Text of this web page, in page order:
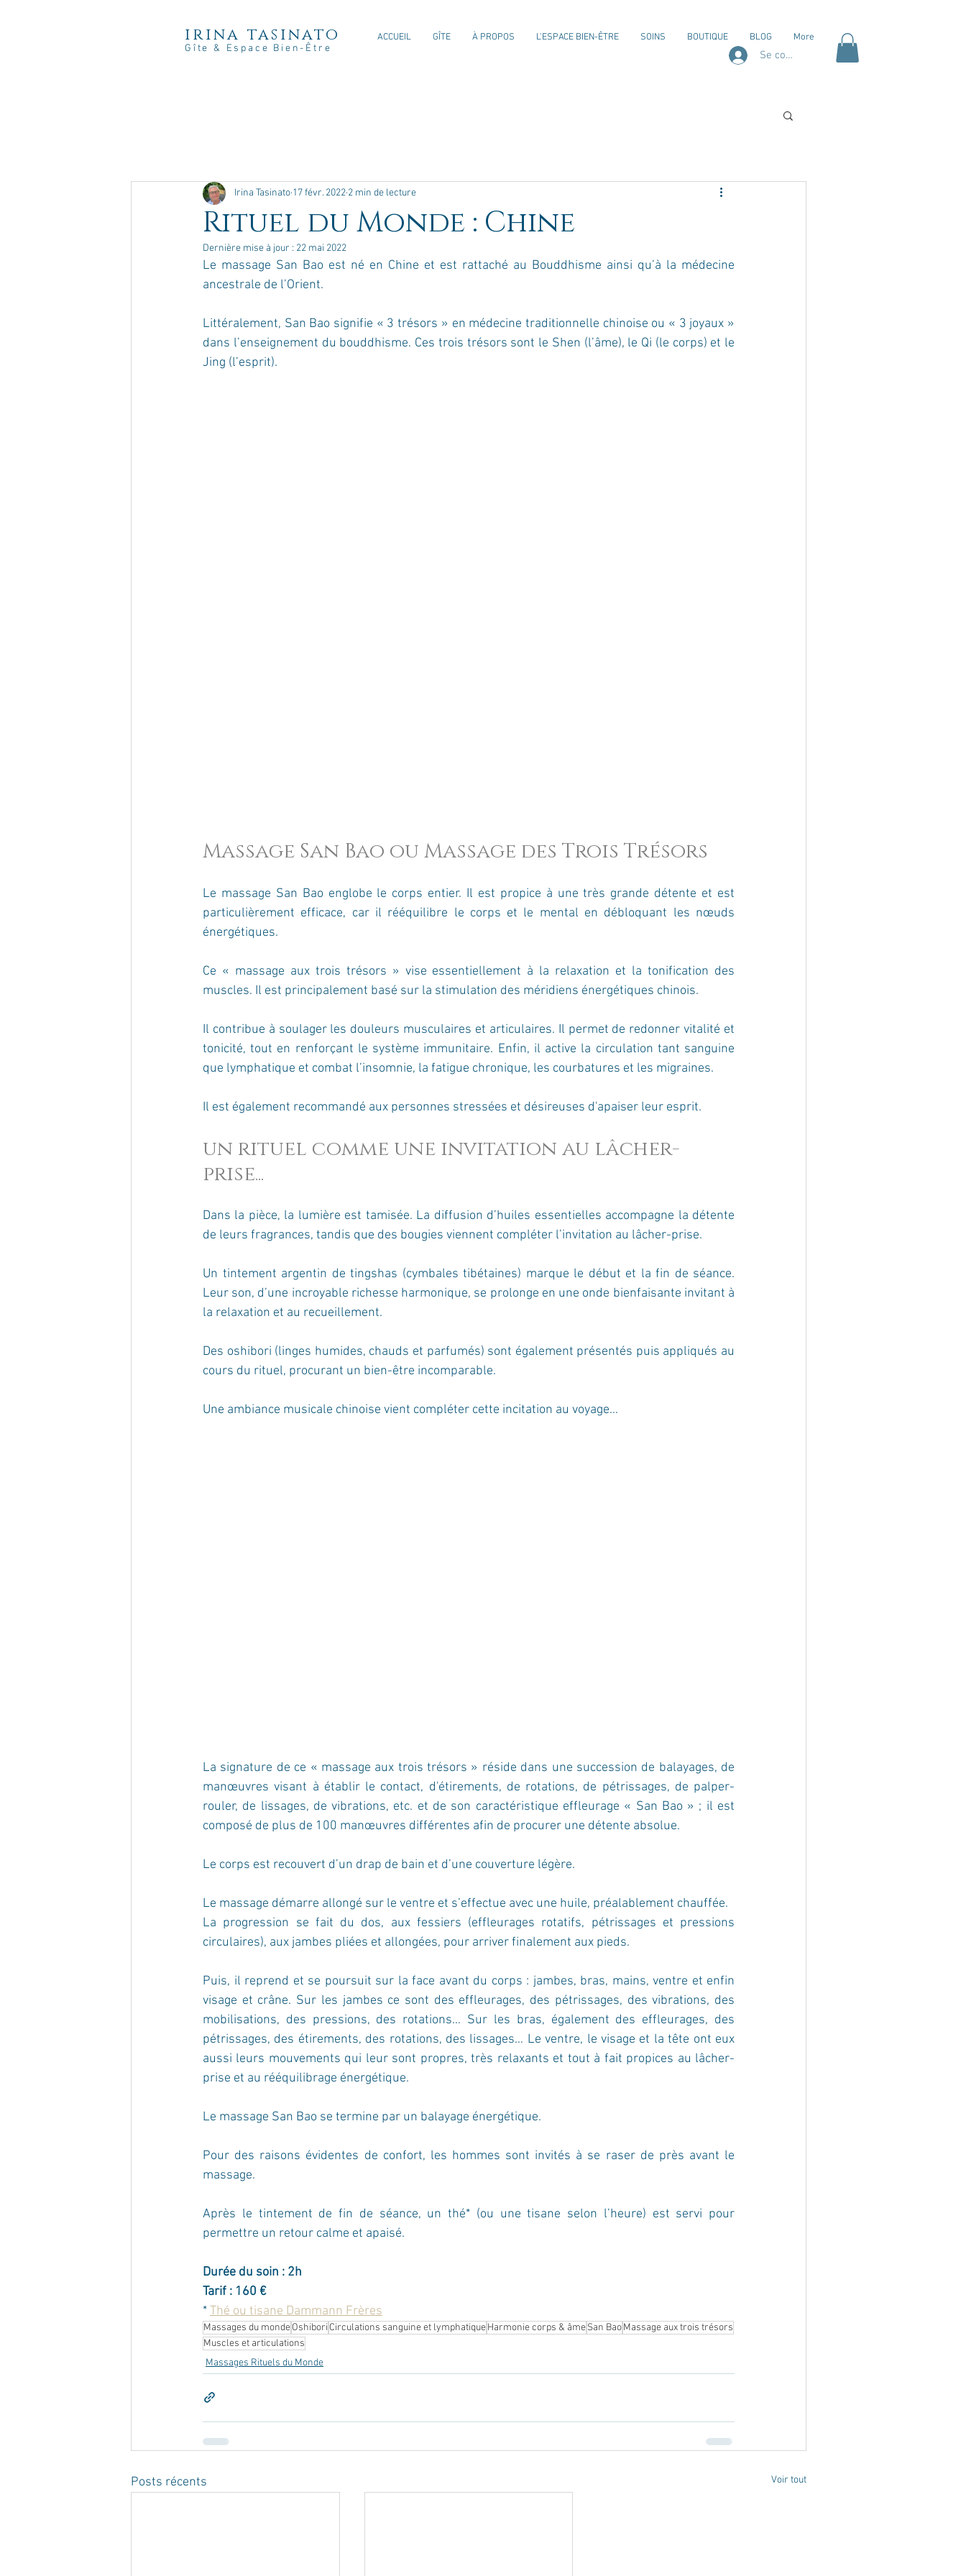
irina tasinato
Gîte & Espace Bien-Être
ACCUEIL GÎTE À PROPOS L'ESPACE BIEN-ÊTRE SOINS BOUTIQUE BLOG More
Se connecter
Rituel du Monde : Chine
Irina Tasinato 17 févr. 2022 2 min de lecture
Dernière mise à jour : 22 mai 2022
Le massage San Bao est né en Chine et est rattaché au Bouddhisme ainsi qu’à la médecine
ancestrale de l’Orient.
Littéralement, San Bao signifie « 3 trésors » en médecine traditionnelle chinoise ou « 3 joyaux »
dans l’enseignement du bouddhisme. Ces trois trésors sont le Shen (l’âme), le Qi (le corps) et le
Jing (l’esprit).
Massage San Bao ou Massage des Trois Trésors
Le massage San Bao englobe le corps entier. Il est propice à une très grande détente et est
particulièrement efficace, car il rééquilibre le corps et le mental en débloquant les nœuds
énergétiques.
Ce « massage aux trois trésors » vise essentiellement à la relaxation et la tonification des
muscles. Il est principalement basé sur la stimulation des méridiens énergétiques chinois.
Il contribue à soulager les douleurs musculaires et articulaires. Il permet de redonner vitalité et
tonicité, tout en renforçant le système immunitaire. Enfin, il active la circulation tant sanguine
que lymphatique et combat l’insomnie, la fatigue chronique, les courbatures et les migraines.
Il est également recommandé aux personnes stressées et désireuses d'apaiser leur esprit.
un rituel comme une invitation au lâcher-
prise...
Dans la pièce, la lumière est tamisée. La diffusion d’huiles essentielles accompagne la détente
de leurs fragrances, tandis que des bougies viennent compléter l’invitation au lâcher-prise.
Un tintement argentin de tingshas (cymbales tibétaines) marque le début et la fin de séance.
Leur son, d’une incroyable richesse harmonique, se prolonge en une onde bienfaisante invitant à
la relaxation et au recueillement.
Des oshibori (linges humides, chauds et parfumés) sont également présentés puis appliqués au
cours du rituel, procurant un bien-être incomparable.
Une ambiance musicale chinoise vient compléter cette incitation au voyage...
La signature de ce « massage aux trois trésors » réside dans une succession de balayages, de
manœuvres visant à établir le contact, d'étirements, de rotations, de pétrissages, de palper-
rouler, de lissages, de vibrations, etc. et de son caractéristique effleurage « San Bao » ; il est
composé de plus de 100 manœuvres différentes afin de procurer une détente absolue.
Le corps est recouvert d’un drap de bain et d’une couverture légère.
Le massage démarre allongé sur le ventre et s’effectue avec une huile, préalablement chauffée.
La progression se fait du dos, aux fessiers (effleurages rotatifs, pétrissages et pressions
circulaires), aux jambes pliées et allongées, pour arriver finalement aux pieds.
Puis, il reprend et se poursuit sur la face avant du corps : jambes, bras, mains, ventre et enfin
visage et crâne. Sur les jambes ce sont des effleurages, des pétrissages, des vibrations, des
mobilisations, des pressions, des rotations… Sur les bras, également des effleurages, des
pétrissages, des étirements, des rotations, des lissages… Le ventre, le visage et la tête ont eux
aussi leurs mouvements qui leur sont propres, très relaxants et tout à fait propices au lâcher-
prise et au rééquilibrage énergétique.
Le massage San Bao se termine par un balayage énergétique.
Pour des raisons évidentes de confort, les hommes sont invités à se raser de près avant le
massage.
Après le tintement de fin de séance, un thé* (ou une tisane selon l’heure) est servi pour
permettre un retour calme et apaisé.
Durée du soin : 2h
Tarif : 160 €
* Thé ou tisane Dammann Frères
Massages du mondeOshibori Circulations sanguine et lymphatiqueHarmonie corps & âmeSan BaoMassage aux trois trésors
Muscles et articulations
Massages Rituels du Monde
Posts récents Voir tout